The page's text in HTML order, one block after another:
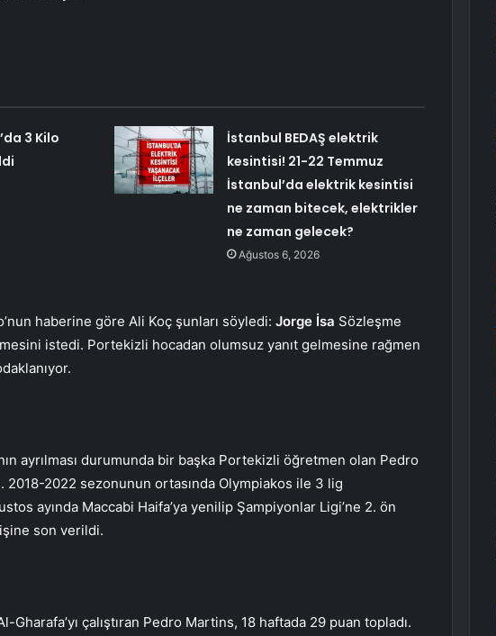
3 Kilo
İstanbul BEDAŞ elektrik
kesintisi! 21-22 Temmuz
İstanbul’da elektrik kesintisi
ne zaman bitecek, elektrikler
ne zaman gelecek?
Ağustos 6, 2026
haberine göre Ali Koç şunları söyledi: Jorge İsa Sözleşme
istedi. Portekizli hocadan olumsuz yanıt gelmesine rağmen
ayrılması durumunda bir başka Portekizli öğretmen olan Pedro
2018-2022 sezonunun ortasında Olympiakos ile 3 lig
ayında Maccabi Haifa’ya yenilip Şampiyonlar Ligi’ne 2. ön
son verildi.
Gharafa’yı çalıştıran Pedro Martins, 18 haftada 29 puan topladı.